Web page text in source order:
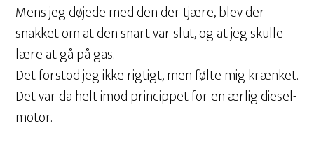
Mens jeg døjede med den der tjære, blev der
snakket om at den snart var slut, og at jeg skulle
lære at gå på gas.
Det forstod jeg ikke rigtigt, men følte mig krænket.
Det var da helt imod princippet for en ærlig diesel-
motor.